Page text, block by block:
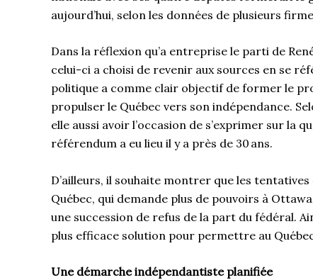
aujourd’hui, selon les données de plusieurs
Dans la réflexion qu’a entreprise le parti de
celui-ci a choisi de revenir aux sources en se
politique a comme clair objectif de former le
propulser le Québec vers son indépendance.
elle aussi avoir l’occasion de s’exprimer sur la
référendum a eu lieu il y a près de 30 ans.
D’ailleurs, il souhaite montrer que les
Québec, qui demande plus de pouvoirs à
une succession de refus de la part du fédéral.
plus efficace solution pour permettre au
Une démarche indépendantiste planifiée